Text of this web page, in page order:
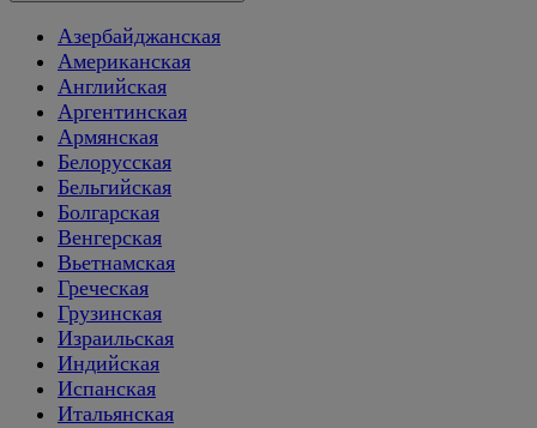
Азербайджанская
Американская
Английская
Аргентинская
Армянская
Белорусская
Бельгийская
Болгарская
Венгерская
Вьетнамская
Греческая
Грузинская
Израильская
Индийская
Испанская
Итальянская